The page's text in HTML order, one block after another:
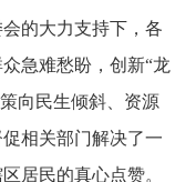
的大力支持下，各
急难愁盼，创新“龙
向民生倾斜、资源
相关部门解决了一
居民的真心点赞。